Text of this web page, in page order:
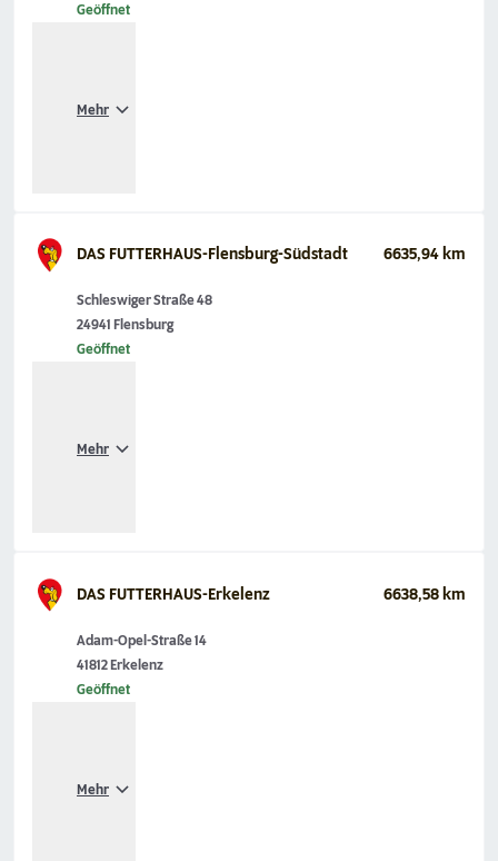
Geöffnet
Mehr
DAS FUTTERHAUS-Flensburg-Südstadt 6635,94 km
Schleswiger Straße 48
24941 Flensburg
Geöffnet
Mehr
DAS FUTTERHAUS-Erkelenz 6638,58 km
Adam-Opel-Straße 14
41812 Erkelenz
Geöffnet
Mehr